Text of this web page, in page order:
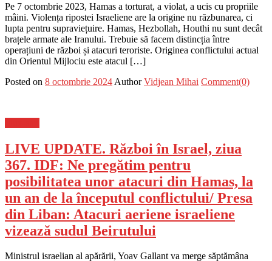
Pe 7 octombrie 2023, Hamas a torturat, a violat, a ucis cu propriile
mâini. Violența ripostei Israeliene are la origine nu răzbunarea, ci
lupta pentru supraviețuire. Hamas, Hezbollah, Houthi nu sunt decât
brațele armate ale Iranului. Trebuie să facem distincția între
operațiuni de război și atacuri teroriste. Originea conflictului actual
din Orientul Mijlociu este atacul […]
Posted on 8 octombrie 2024 Author Vidjean Mihai Comment(0)
LIVE UPDATE. Război în Israel, ziua
367. IDF: Ne pregătim pentru
posibilitatea unor atacuri din Hamas, la
un an de la începutul conflictului/ Presa
din Liban: Atacuri aeriene israeliene
vizează sudul Beirutului
Ministrul israelian al apărării, Yoav Gallant va merge săptămâna